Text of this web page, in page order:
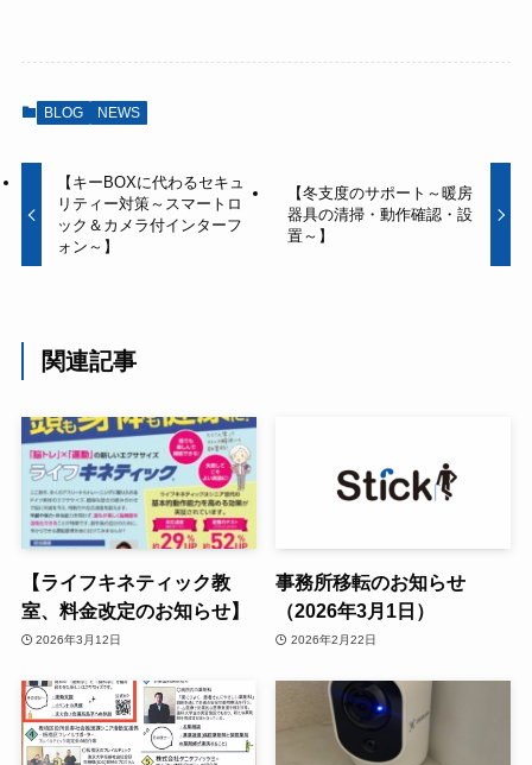
BLOG NEWS
【キーBOXに代わるセキュ
リティー対策～スマートロ
ック＆カメラ付インターフ
ォン～】
【冬支度のサポート～暖房
器具の清掃・動作確認・設
置～】
関連記事
【ライフキネティック教
室、料金改定のお知らせ】
2026年3月12日
事務所移転のお知らせ
（2026年3月1日）
2026年2月22日